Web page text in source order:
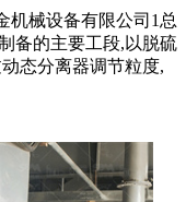
机械设备有限公司1总
备的主要工段,以脱硫
态分离器调节粒度,